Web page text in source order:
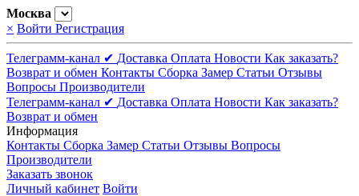
Москва
× Войти Регистрация
Телеграмм-канал ✔ Доставка Оплата Новости Как заказать?
Возврат и обмен Контакты Сборка Замер Статьи Отзывы
Вопросы Производители
Телеграмм-канал ✔ Доставка Оплата Новости Как заказать?
Возврат и обмен
Информация
Контакты Сборка Замер Статьи Отзывы Вопросы
Производители
Заказать звонок
Личный кабинет Войти